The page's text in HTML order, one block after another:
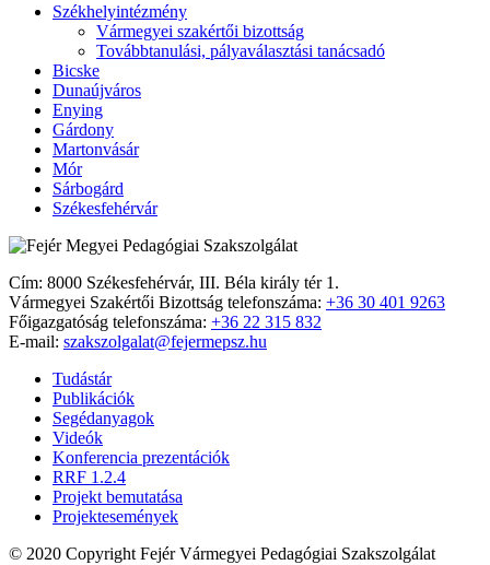
Székhelyintézmény
Vármegyei szakértői bizottság
Továbbtanulási, pályaválasztási tanácsadó
Bicske
Dunaújváros
Enying
Gárdony
Martonvásár
Mór
Sárbogárd
Székesfehérvár
Cím: 8000 Székesfehérvár, III. Béla király tér 1.
Vármegyei Szakértői Bizottság telefonszáma: +36 30 401 9263
Főigazgatóság telefonszáma: +36 22 315 832
E-mail: szakszolgalat@fejermepsz.hu
Tudástár
Publikációk
Segédanyagok
Videók
Konferencia prezentációk
RRF 1.2.4
Projekt bemutatása
Projektesemények
© 2020 Copyright Fejér Vármegyei Pedagógiai Szakszolgálat